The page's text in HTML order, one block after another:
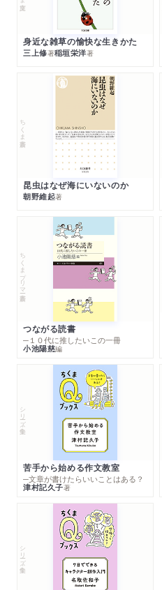
身近な雑草の愉快な生きかた
三上修著稲垣栄洋著
ちくま新書
昆虫はなぜ海にいないのか
朝野維起著
ちくまプリマー新書
つながる読書
─１０代に推したいこの一冊
小池陽慈編
シリーズ・全集
苦手から始める作文教室
─文章が書けたらいいことはある？
津村記久子著
シリーズ・全集